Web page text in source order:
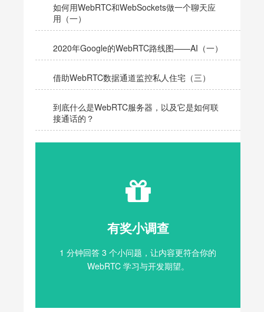
如何用WebRTC和WebSockets做一个聊天应
用（一）
2020年Google的WebRTC路线图——AI（一）
借助WebRTC数据通道监控私人住宅（三）
到底什么是WebRTC服务器，以及它是如何联
接通话的？
有奖小调查
1 分钟回答 3 个小问题，让内容更符合你的
WebRTC 学习与开发期望。
每个月最后一天会随机抽出 5 名获奖者，并